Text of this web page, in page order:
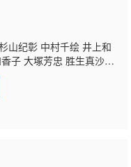
佐木望 能登麻美子 杉山纪
彦
山纪彰 中村千绘 井上和
子 大塚芳忠 胜生真沙
祥太郎 伊藤健太郎 柚木凉
洋一 远近孝一 田村由香
奈 鸟海浩辅 川田绅司 落
福田信昭 楠大典 本田贵